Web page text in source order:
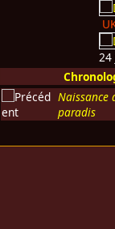
24
Naissance
paradis